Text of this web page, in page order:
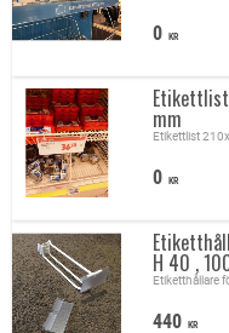
0 KR
mm
Etikettlist
0 KR
H 40 ,
Etiketthållare
440 KR